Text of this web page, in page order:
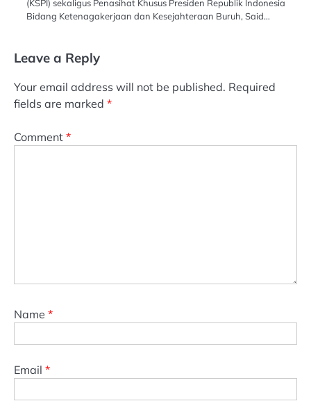
(KSPI) sekaligus Penasihat Khusus Presiden Republik Indonesia
Bidang Ketenagakerjaan dan Kesejahteraan Buruh, Said…
Leave a Reply
Your email address will not be published. Required
fields are marked *
Comment *
Name *
Email *